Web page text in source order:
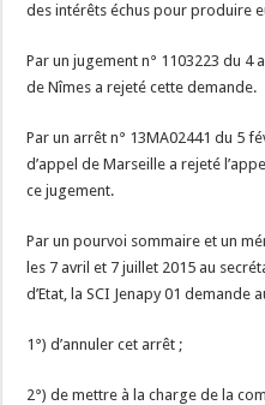
des intérêts échus pour produire
Par un jugement n° 1103223 du
de Nîmes a rejeté cette demande.
Par un arrêt n° 13MA02441 du 5
d’appel de Marseille a rejeté
ce jugement.
Par un pourvoi sommaire et un
les 7 avril et 7 juillet 2015 au
d’Etat, la SCI Jenapy 01 demande
1°) d’annuler cet arrêt ;
2°) de mettre à la charge de la